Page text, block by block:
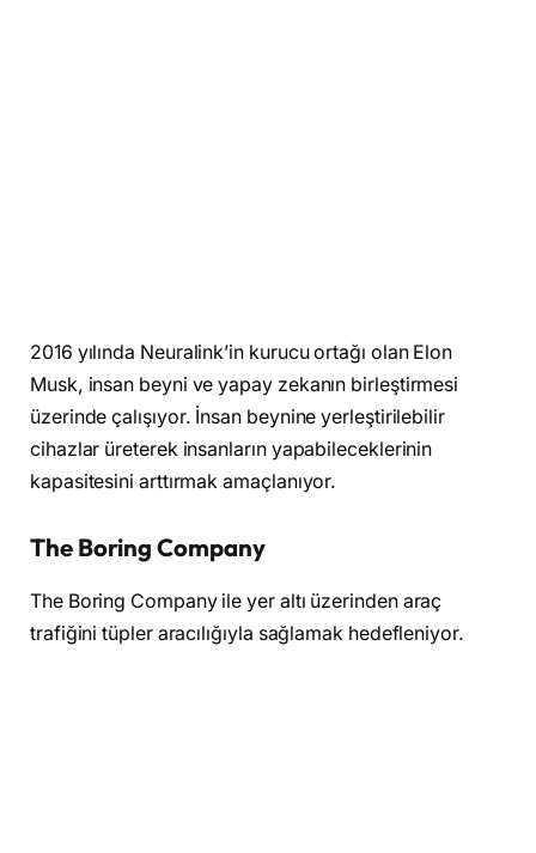
2016 yılında Neuralink’in kurucu ortağı olan Elon
Musk, insan beyni ve yapay zekanın birleştirmesi
üzerinde çalışıyor. İnsan beynine yerleştirilebilir
cihazlar üreterek insanların yapabileceklerinin
kapasitesini arttırmak amaçlanıyor.
The Boring Company
The Boring Company ile yer altı üzerinden araç
trafiğini tüpler aracılığıyla sağlamak hedefleniyor.